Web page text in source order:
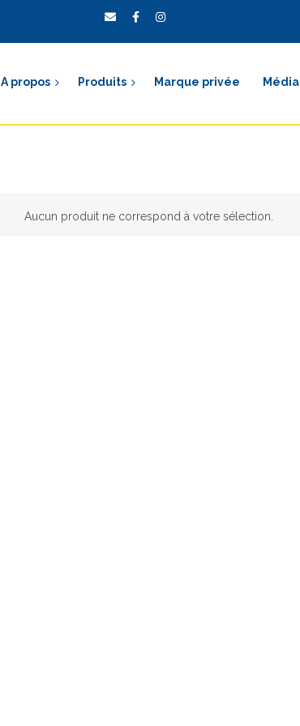
A propos Produits Marque privée Média
Aucun produit ne correspond à votre sélection.